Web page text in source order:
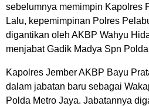
sebelumnya memimpin Kapolres
Lalu, kepemimpinan Polres
digantikan oleh AKBP Wahyu
menjabat Gadik Madya Spn
Kapolres Jember AKBP Bayu
dalam jabatan baru sebagai
Polda Metro Jaya. Jabatannya